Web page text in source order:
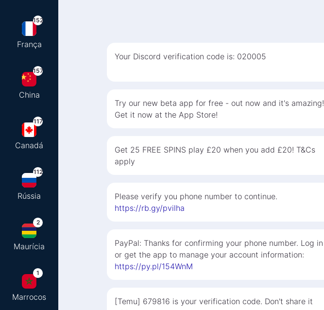
152
França
157
China
117
Canadá
112
Rússia
2
Maurícia
1
Marrocos
Your Discord verification code is: 020005
Try our new beta app for free - out now and it's amazing!
Get it now at the App Store!
Get 25 FREE SPINS play £20 when you add £20! T&Cs
apply
Please verify you phone number to continue.
https://rb.gy/pvilha
PayPal: Thanks for confirming your phone number. Log in
or get the app to manage your account information:
https://py.pl/154WnM
[Temu] 679816 is your verification code. Don't share it